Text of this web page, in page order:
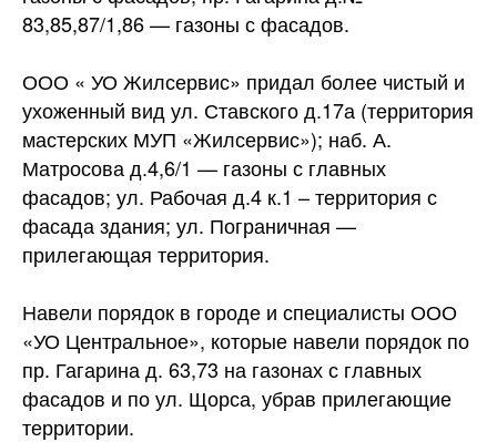
83,85,87/1,86 — газоны с фасадов.
ООО « УО Жилсервис» придал более чистый и
ухоженный вид ул. Ставского д.17а (территория
мастерских МУП «Жилсервис»); наб. А.
Матросова д.4,6/1 — газоны с главных
фасадов; ул. Рабочая д.4 к.1 – территория с
фасада здания; ул. Пограничная —
прилегающая территория.
Навели порядок в городе и специалисты ООО
«УО Центральное», которые навели порядок по
пр. Гагарина д. 63,73 на газонах с главных
фасадов и по ул. Щорса, убрав прилегающие
территории.